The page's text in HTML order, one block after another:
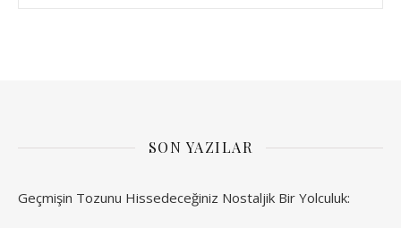
SON YAZILAR
Geçmişin Tozunu Hissedeceğiniz Nostaljik Bir Yolculuk: